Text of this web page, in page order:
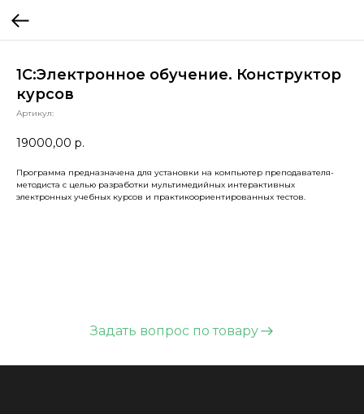
1С:Электронное обучение. Конструктор
курсов
Артикул:
19000,00 р.
Программа предназначена для установки на компьютер преподавателя-
методиста с целью разработки мультимедийных интерактивных
электронных учебных курсов и практикоориентированных тестов.
Задать вопрос по товару